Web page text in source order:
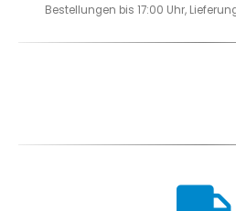
Bestellungen bis 17:00 Uhr,